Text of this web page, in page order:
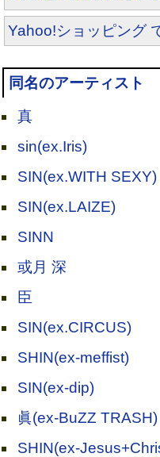
Yahoo!ショッピング
同名のアーティスト
真
sin(ex.Iris)
SIN(ex.WITH SEXY)
SIN(ex.LAIZE)
SINN
或月 深
臣
SIN(ex.CIRCUS)
SHIN(ex-meffist)
SIN(ex-dip)
眞(ex-BuZZ TRASH)
SHIN(ex-